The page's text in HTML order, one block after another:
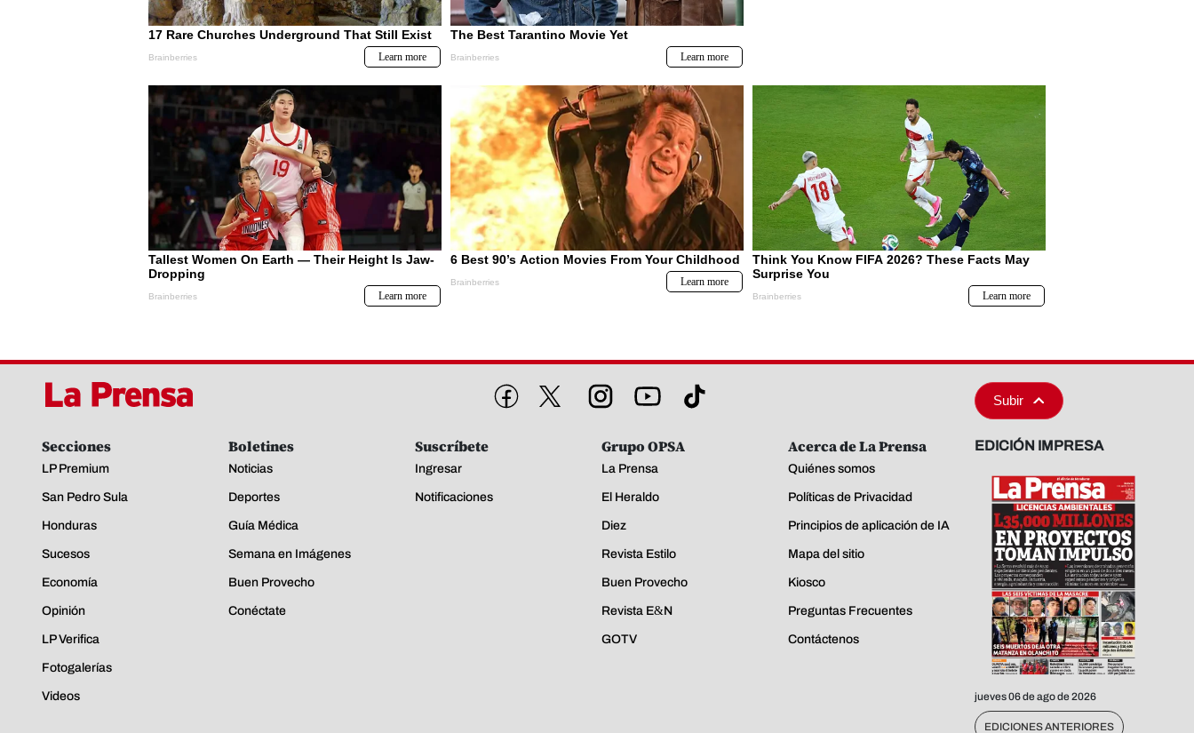
Subir
Secciones
LP Premium
San Pedro Sula
Honduras
Sucesos
Economía
Opinión
LP Verifica
Fotogalerías
Videos
Boletines
Noticias
Deportes
Guía Médica
Semana en Imágenes
Buen Provecho
Conéctate
Suscríbete
Ingresar
Notificaciones
Grupo OPSA
La Prensa
El Heraldo
Diez
Revista Estilo
Buen Provecho
Revista E&N
GOTV
Acerca de La Prensa
Quiénes somos
Políticas de Privacidad
Principios de aplicación de IA
Mapa del sitio
Kiosco
Preguntas Frecuentes
Contáctenos
EDICIÓN IMPRESA
jueves 06 de ago de 2026
EDICIONES ANTERIORES